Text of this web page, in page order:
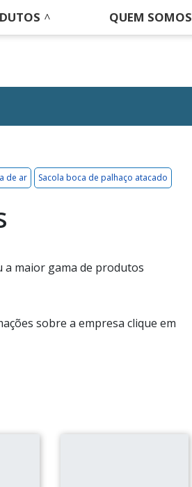
QUEM SOMOS
de ar Sacola boca de palhaço atacado
a maior gama de produtos
sobre a empresa clique em